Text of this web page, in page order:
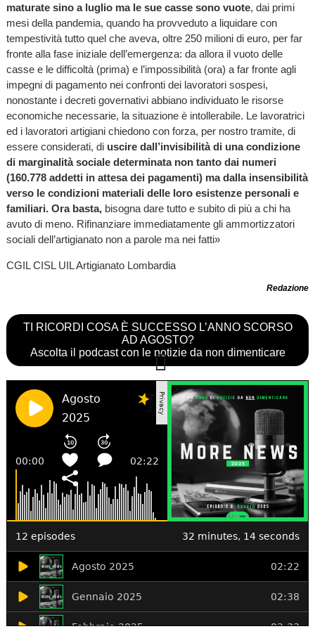
maturate sino a luglio ma le sue casse sono vuote, dai primi
mesi della pandemia, quando ha provveduto a liquidare con
tempestività tutto quel che aveva, oltre 250 milioni di euro, per far
fronte alla fase iniziale dell’emergenza: da allora il vuoto delle
casse e le difficoltà (prima) e l’impossibilità (ora) a far fronte agli
impegni di pagamento nei confronti dei lavoratori sospesi,
nonostante i decreti governativi abbiano individuato le risorse
economiche necessarie, la situazione è intollerabile. Le lavoratrici
ed i lavoratori artigiani chiedono con forza, per nostro tramite, di
essere considerati, diuscire dall’invisibilità di una condizione
di marginalità sociale determinata non tanto dai numeri
(160.778 addetti in attesa dei pagamenti) ma dalla insensibilità
verso le condizioni materiali delle loro esistenze personali e
familiari. Ora basta,bisogna dare tutto e subito di più a chi ha
avuto di meno. Rifinanziare immediatamente gli ammortizzatori
sociali dell’artigianato non a parole ma nei fatti»
CGIL CISL UIL Artigianato Lombardia
Redazione
TI RICORDI COSA È SUCCESSO L’ANNO SCORSO
AD AGOSTO?
Ascolta il podcast con le notizie da non dimenticare